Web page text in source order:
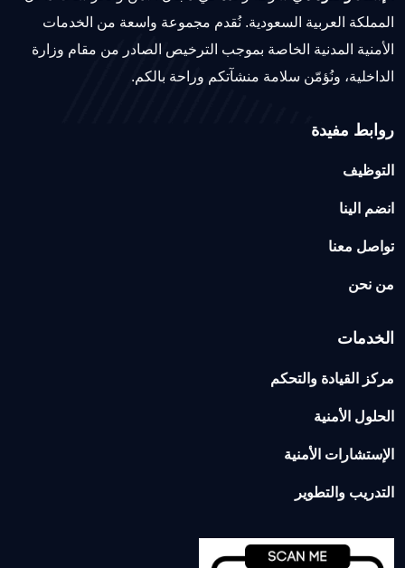
المملكة العربية السعودية. نُقدم مجموعة واسعة من الخدمات
الأمنية المدنية الخاصة بموجب الترخيص الصادر من مقام وزارة
الداخلية، ونُؤمّن سلامة منشآتكم وراحة بالكم.
روابط مفيدة
التوظيف
انضم الينا
تواصل معنا
من نحن
الخدمات
مركز القيادة والتحكم
الحلول الأمنية
الإستشارات الأمنية
التدريب والتطوير